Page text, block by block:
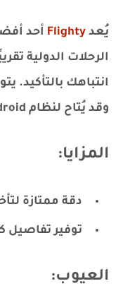
يُعد Flighty أحد
الرحلات الدولية
وقد يُتاح لنظام Android لاحقًا.
المزايا:
دقة ممتازة
توفير تفاصيل
العيوب: